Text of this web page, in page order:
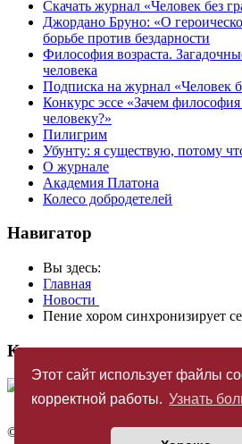
Этот сайт использует файлы
корректной работы. Узнать
Скачать журнал «Человек без
Джордано Бруно: «О
борьбе против бездарности
Философия возраста.
человека
Подписка на журнал «Человек
Конкурс эссе «Зачем
человеку?»
Пилигрим
Убунту: я существую, потому
О журнале
Академия Платона
Колесо добродетелей
Навигатор
Вы здесь:
Главная
Новости
Пение хором синхронизирует
Купить журнал
© Издательство «Новый Акрополь»